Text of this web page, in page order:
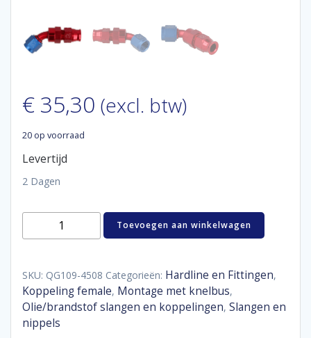
€ 35,30 (excl. btw)
20 op voorraad
Levertijd
2 Dagen
Aluminum
45°
D06
-
9,5
mm
Toevoegen aan winkelwagen
SKU: QG109-4508 Categorieën: Hardline en Fittingen,
Koppeling female, Montage met knelbus,
Olie/brandstof slangen en koppelingen, Slangen en
nippels